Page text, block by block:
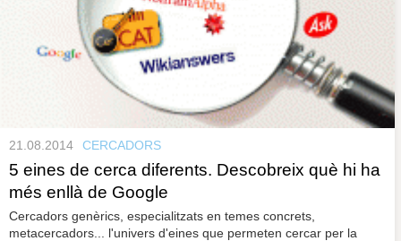
21.08.2014 CERCADORS
5 eines de cerca diferents. Descobreix què hi ha
més enllà de Google
Cercadors genèrics, especialitzats en temes concrets,
metacercadors... l'univers d'eines que permeten cercar per la